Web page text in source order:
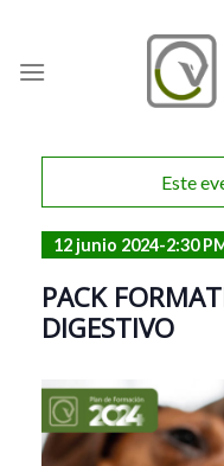
content
Este
12 junio 2024-2:30
PACK
DIGESTIVO